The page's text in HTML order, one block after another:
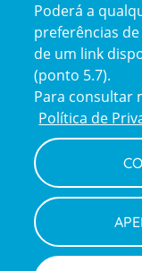
Policy
Canal de
Poderá a
preferências
de um link
(ponto 5.7).
Para consultar
Política de